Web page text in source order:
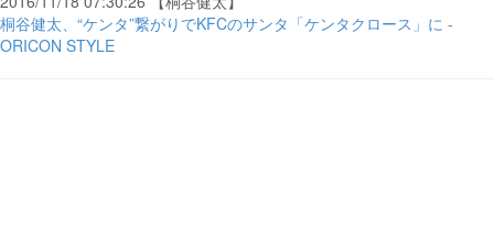
桐谷健太、“ケンタ”繋がりでKFCのサンタ「ケンタクロース」に -
ORICON STYLE